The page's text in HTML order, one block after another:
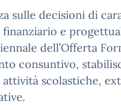
sulle decisioni di
e
dell’Offerta
consuntivo,
attività scolastiche,